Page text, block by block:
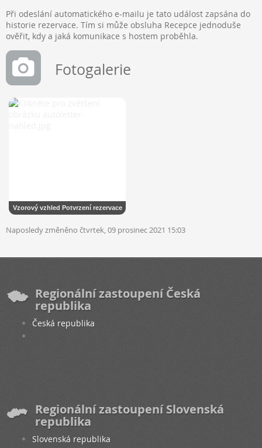
Při odeslání automatického e-mailu je tato událost zapsána do
historie rezervace. Tím si může obsluha Recepce jednoduše
ověřit, kdy a jaká komunikace s hostem proběhla.
Fotogalerie
Vzorový vzhled Potvrzení rezervace
Naposledy změněno čtvrtek, 09 prosinec 2021 15:03
Regionální zastoupení Česká
republika
Česká republika
Regionální zastoupení Slovenská
republika
Slovenská republika